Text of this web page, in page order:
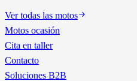
Ver todas las motos
Motos ocasión
Cita en taller
Contacto
Soluciones B2B